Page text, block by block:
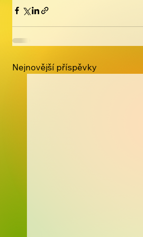
Nejnovější příspěvky